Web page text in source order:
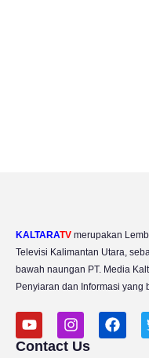
KALTARATV merupakan
Televisi Kalimantan Utara,
bawah naungan PT. Media
Penyiaran dan Informasi yang
Y
o
u
I
n
s
F
a
Contact Us